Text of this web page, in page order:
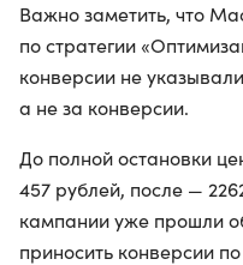
Важно заметить, что
по стратегии
конверсии не
а не за конверсии.
До полной остановки
457 рублей, после —
кампании уже прошли
приносить конверсии